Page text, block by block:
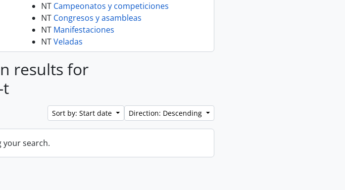
NT Campeonatos y competiciones
NT Congresos y asambleas
NT Manifestaciones
NTVeladas
results for
t
Sort by: Start date Direction: Descending
your search.